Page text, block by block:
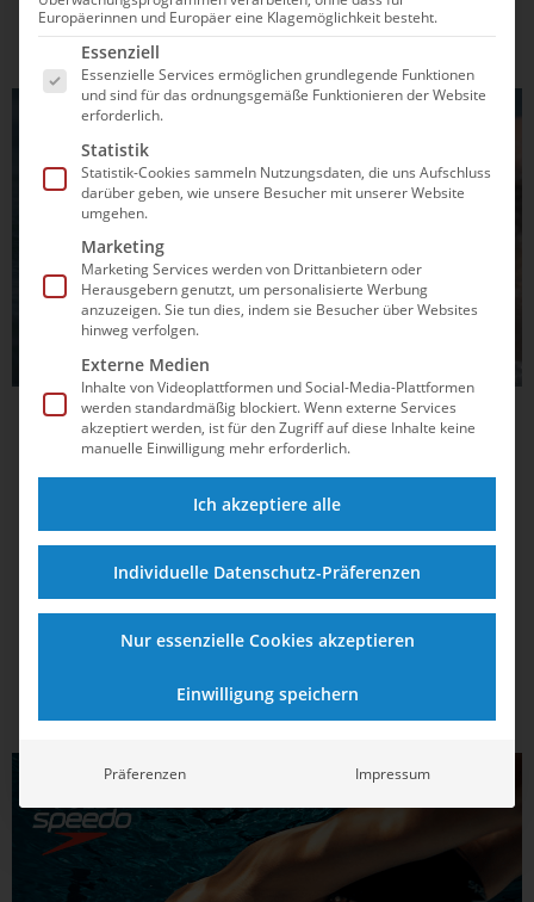
Florian Wellbrock und Oliver Klemet dabei spielen und
welche Chancen sich für Gose ergeben, erfährst du...
FREIWASSERSCHWIMMEN
18.06.2025 14:08
Hier kannst du die JEM-Rennen im
Die JEM Freiwasserschwimmen beginnt am Donnerstag:
Erfahre, in welchen Rennen die deutschen
Nachwuchshoffnungen in Portugal ins Rennen gehen
erwartet und wo es Livebilder zu sehen gibt.
Europäerinnen und Europäer eine Klagemöglichkeit besteht.
Es folgt eine Liste der Service-Gruppen, für die
Essenziell
Essenzielle Services ermöglichen grundlegende Funktionen
und sind für das ordnungsgemäße Funktionieren der Website
erforderlich.
Statistik
Statistik-Cookies sammeln Nutzungsdaten, die uns Aufschluss
darüber geben, wie unsere Besucher mit unserer Website
umgehen.
Marketing
Marketing Services werden von Drittanbietern oder
Herausgebern genutzt, um personalisierte Werbung
anzuzeigen. Sie tun dies, indem sie Besucher über Websites
hinweg verfolgen.
Externe Medien
Inhalte von Videoplattformen und Social-Media-Plattformen
werden standardmäßig blockiert. Wenn externe Services
akzeptiert werden, ist für den Zugriff auf diese Inhalte keine
manuelle Einwilligung mehr erforderlich.
Ich akzeptiere alle
Individuelle Datenschutz-Präferenzen
Nur essenzielle Cookies akzeptieren
Einwilligung speichern
Präferenzen Impressum